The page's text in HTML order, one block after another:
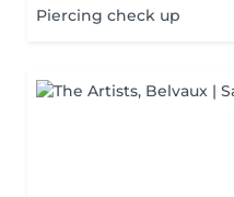
Piercing check up